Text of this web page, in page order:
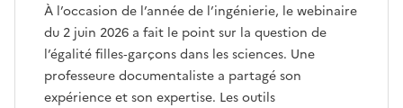
À l’occasion de l’année de l’ingénierie, le webinaire
du 2 juin 2026 a fait le point sur la question de
l’égalité filles‑garçons dans les sciences. Une
professeure documentaliste a partagé son
expérience et son expertise. Les outils